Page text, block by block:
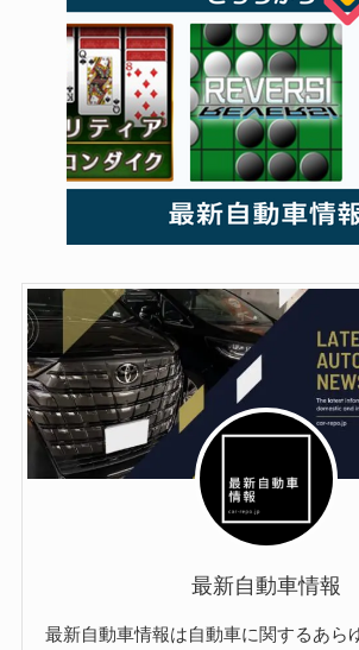
最新自動車情報
最新自動車情報は自動車に関するあら